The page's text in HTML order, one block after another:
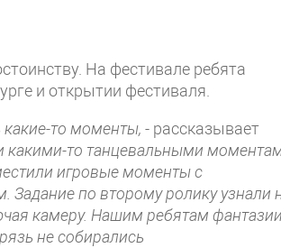
На фестивале ребята
и открытии фестиваля.
то моменты, - рассказывает
то танцевальными
игровые моменты с
по второму ролику узнали
камеру. Нашим ребятам
не собирались